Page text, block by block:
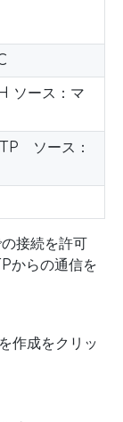
ソース：マ
ソース：
接続を許可
からの通信を
作成をクリッ